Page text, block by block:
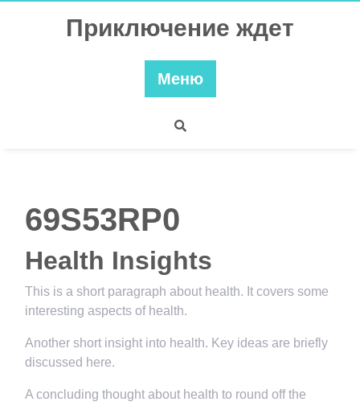
Приключение ждет
Меню
69S53RP0
Health Insights
This is a short paragraph about health. It covers some
interesting aspects of health.
Another short insight into health. Key ideas are briefly
discussed here.
A concluding thought about health to round off the